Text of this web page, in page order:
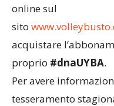
online sul
sito
acquistare
proprio #dnaUYBA.
Per avere
tesseramento